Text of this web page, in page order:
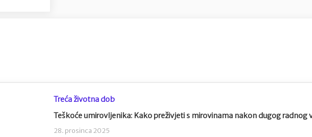
Treća životna dob
Teškoće umirovljenika: Kako preživjeti s mirovinama nakon dugog radnog
28. prosinca 2025